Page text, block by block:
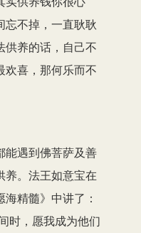
忘不掉，一直耿耿
供养的话，自己不
欢喜，那何乐而不
能遇到佛菩萨及善
养。法王如意宝在
精髓》中讲了：
时，愿我成为他们